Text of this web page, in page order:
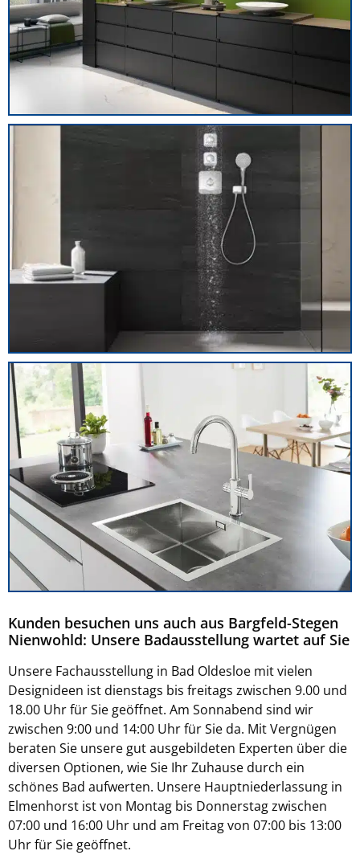
Kunden besuchen uns auch aus Bargfeld-Stegen
Nienwohld: Unsere Badausstellung wartet auf Sie
Unsere Fachausstellung in Bad Oldesloe mit vielen
Designideen ist dienstags bis freitags zwischen 9.00 und
18.00 Uhr für Sie geöffnet. Am Sonnabend sind wir
zwischen 9:00 und 14:00 Uhr für Sie da. Mit Vergnügen
beraten Sie unsere gut ausgebildeten Experten über die
diversen Optionen, wie Sie Ihr Zuhause durch ein
schönes Bad aufwerten. Unsere Hauptniederlassung in
Elmenhorst ist von Montag bis Donnerstag zwischen
07:00 und 16:00 Uhr und am Freitag von 07:00 bis 13:00
Uhr für Sie geöffnet.